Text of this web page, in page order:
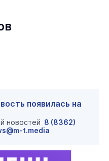
появилась на
новостей 8 (8362)
t.media